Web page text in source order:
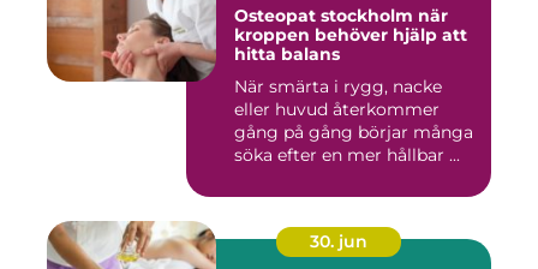
Osteopat stockholm när
kroppen behöver hjälp att
hitta balans
När smärta i rygg, nacke
eller huvud återkommer
gång på gång börjar många
söka efter en mer hållbar ...
30. jun